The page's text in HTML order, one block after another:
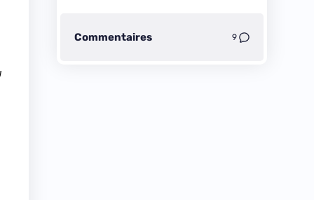
Commentaires 9